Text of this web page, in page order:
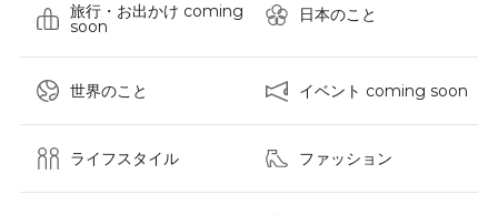
旅行・お出かけ coming
soon
日本のこと
世界のこと イベント coming soon
ライフスタイル ファッション